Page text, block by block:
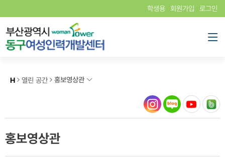
학생용 회원가입 로그인
H 열린 공간 홍보영상관
홍보영상관